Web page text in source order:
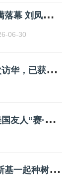
第
21届济州论坛圆满落幕 刘凤珍博士受邀出席
06-30
中
国驻美国大使谢锋邀请“赛考斯”再次访华，已获签证
治
沙造林的全国劳动模范殷玉珍寻访美国友人“赛·考斯基”—— 绿已盎然，等你来看
“
治沙英雄”全网寻人引关注！和赛·考斯基一起种树的，还有日照的他